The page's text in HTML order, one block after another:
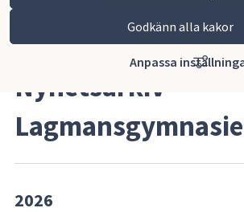
Godkänn alla kakor
Anpassa
Lagmansgymnasiet Nyhetsarkiv
Nyhetsarkiv
2026